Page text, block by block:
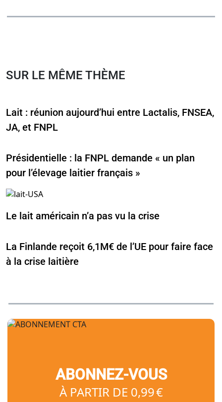
SUR LE MÊME THÈME
Lait : réunion aujourd’hui entre Lactalis, FNSEA,
JA, et FNPL
Présidentielle : la FNPL demande « un plan
pour l’élevage laitier français »
Le lait américain n’a pas vu la crise
La Finlande reçoit 6,1M€ de l’UE pour faire face
à la crise laitière
ABONNEZ-VOUS
À PARTIR DE 0,99 €